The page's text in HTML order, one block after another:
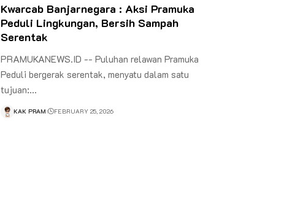
Kwarcab Banjarnegara : Aksi Pramuka
Peduli Lingkungan, Bersih Sampah
Serentak
PRAMUKANEWS.ID -- Puluhan relawan Pramuka
Peduli bergerak serentak, menyatu dalam satu
tujuan:…
KAK PRAM FEBRUARY 25, 2026